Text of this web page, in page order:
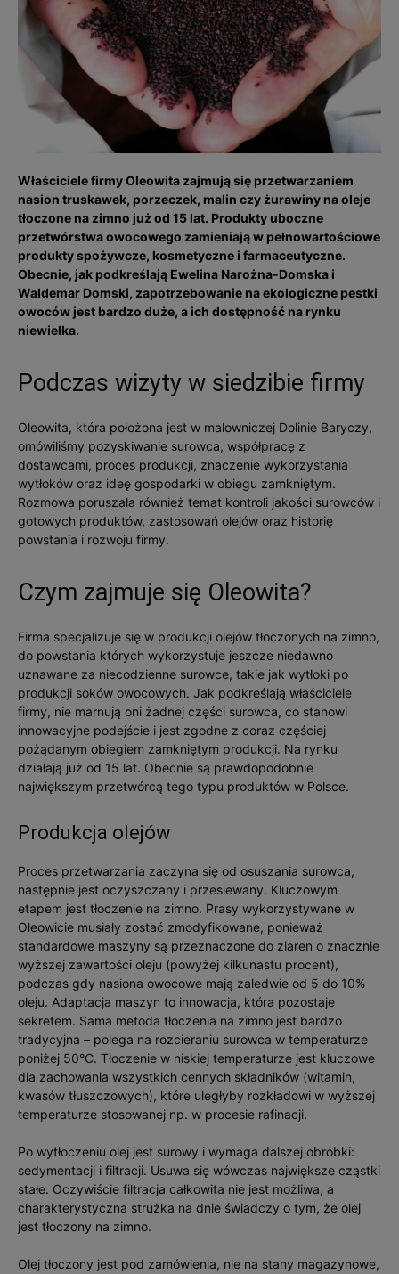
Właściciele firmy Oleowita zajmują się przetwarzaniem
nasion truskawek, porzeczek, malin czy żurawiny na oleje
tłoczone na zimno już od 15 lat. Produkty uboczne
przetwórstwa owocowego zamieniają w pełnowartościowe
produkty spożywcze, kosmetyczne i farmaceutyczne.
Obecnie, jak podkreślają Ewelina Narożna-Domska i
Waldemar Domski, zapotrzebowanie na ekologiczne pestki
owoców jest bardzo duże, a ich dostępność na rynku
niewielka.
Podczas wizyty w siedzibie firmy
Oleowita, która położona jest w malowniczej Dolinie Baryczy,
omówiliśmy pozyskiwanie surowca, współpracę z
dostawcami, proces produkcji, znaczenie wykorzystania
wytłoków oraz ideę gospodarki w obiegu zamkniętym.
Rozmowa poruszała również temat kontroli jakości surowców i
gotowych produktów, zastosowań olejów oraz historię
powstania i rozwoju firmy.
Czym zajmuje się Oleowita?
Firma specjalizuje się w produkcji olejów tłoczonych na zimno,
do powstania których wykorzystuje jeszcze niedawno
uznawane za niecodzienne surowce, takie jak wytłoki po
produkcji soków owocowych. Jak podkreślają właściciele
firmy, nie marnują oni żadnej części surowca, co stanowi
innowacyjne podejście i jest zgodne z coraz częściej
pożądanym obiegiem zamkniętym produkcji. Na rynku
działają już od 15 lat. Obecnie są prawdopodobnie
największym przetwórcą tego typu produktów w Polsce.
Produkcja olejów
Proces przetwarzania zaczyna się od osuszania surowca,
następnie jest oczyszczany i przesiewany. Kluczowym
etapem jest tłoczenie na zimno. Prasy wykorzystywane w
Oleowicie musiały zostać zmodyfikowane, ponieważ
standardowe maszyny są przeznaczone do ziaren o znacznie
wyższej zawartości oleju (powyżej kilkunastu procent),
podczas gdy nasiona owocowe mają zaledwie od 5 do 10%
oleju. Adaptacja maszyn to innowacja, która pozostaje
sekretem. Sama metoda tłoczenia na zimno jest bardzo
tradycyjna – polega na rozcieraniu surowca w temperaturze
poniżej 50°C. Tłoczenie w niskiej temperaturze jest kluczowe
dla zachowania wszystkich cennych składników (witamin,
kwasów tłuszczowych), które uległyby rozkładowi w wyższej
temperaturze stosowanej np. w procesie rafinacji.
Po wytłoczeniu olej jest surowy i wymaga dalszej obróbki:
sedymentacji i filtracji. Usuwa się wówczas największe cząstki
stałe. Oczywiście filtracja całkowita nie jest możliwa, a
charakterystyczna strużka na dnie świadczy o tym, że olej
jest tłoczony na zimno.
Olej tłoczony jest pod zamówienia, nie na stany magazynowe,